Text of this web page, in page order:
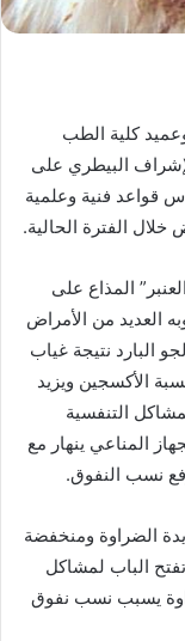
كلية الطب
البيطري على
قواعد فنية وعلمية
الفترة الحالية.
المذاع على
العديد من الأمراض
البارد نتيجة غياب
الأكسجين ويزيد
التنفسية
المناعي ينهار مع
نسب النفوق.
الضراوة ومنخفضة
الباب لمشاكل
يسبب نسب نفوق